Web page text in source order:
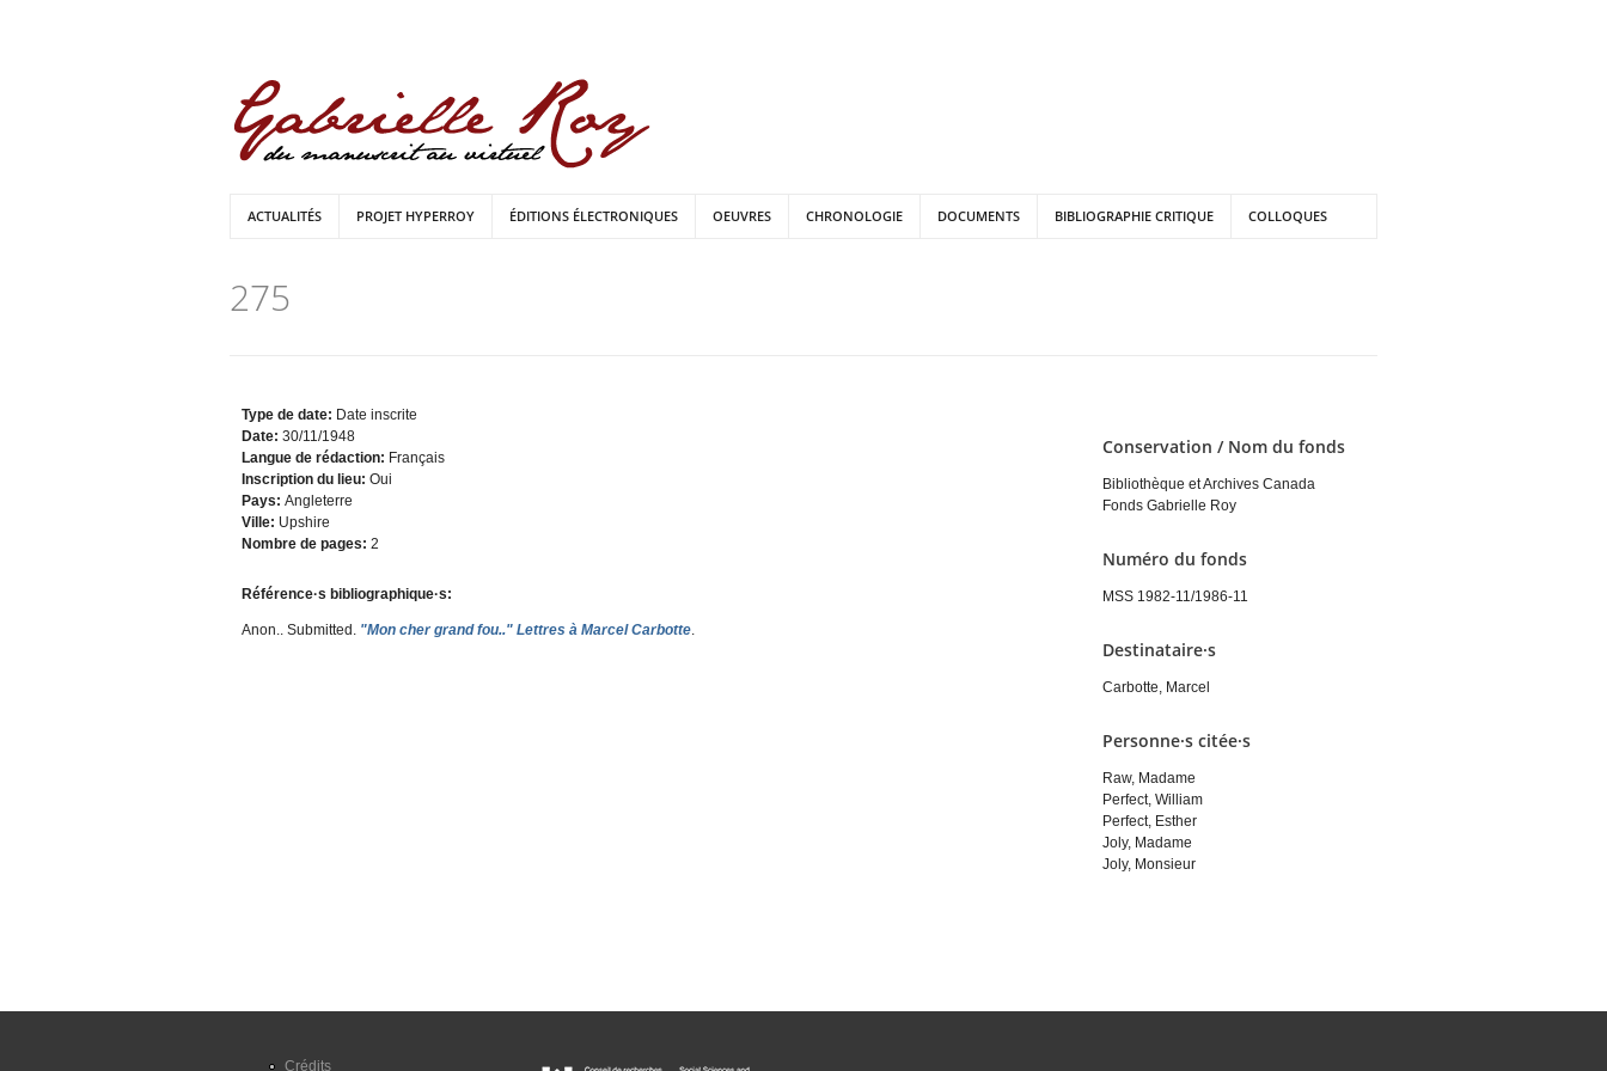
ACTUALITÉS PROJET HYPERROY ÉDITIONS ÉLECTRONIQUES OEUVRES CHRONOLOGIE DOCUMENTS BIBLIOGRAPHIE CRITIQUE COLLOQUES
275
Type de date: Date inscrite
Date: 30/11/1948
Langue de rédaction: Français
Inscription du lieu: Oui
Pays: Angleterre
Ville: Upshire
Nombre de pages: 2
Référence·s bibliographique·s:
Anon.. Submitted. "Mon cher grand fou.." Lettres à Marcel Carbotte.
Conservation / Nom du fonds
Bibliothèque et Archives Canada
Fonds Gabrielle Roy
Numéro du fonds
MSS 1982-11/1986-11
Destinataire·s
Carbotte, Marcel
Personne·s citée·s
Raw, Madame
Perfect, William
Perfect, Esther
Joly, Madame
Joly, Monsieur
Crédits